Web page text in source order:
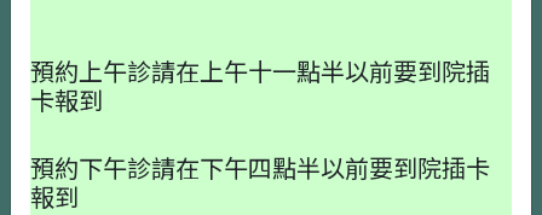
預約上午診請在上午十一點半以前要到院插
卡報到
預約下午診請在下午四點半以前要到院插卡
報到